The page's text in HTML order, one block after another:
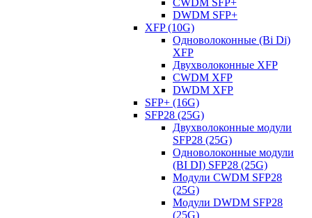
CWDM SFP+
DWDM SFP+
XFP (10G)
Одноволоконные (Bi Di)
XFP
Двухволоконные XFP
CWDM XFP
DWDM XFP
SFP+ (16G)
SFP28 (25G)
Двухволоконные модули
SFP28 (25G)
Одноволоконные модули
(BI DI) SFP28 (25G)
Модули CWDM SFP28
(25G)
Модули DWDM SFP28
(25G)